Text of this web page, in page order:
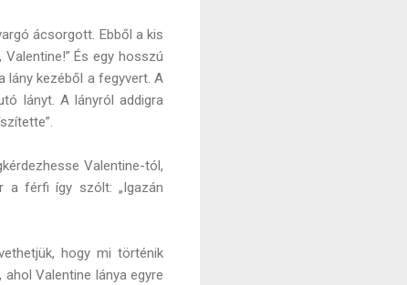
ácsorgott. Ebből a kis
És egy hosszú
lány kezéből a fegyvert. A
lányt. A lányról addigra
Valentine-tól,
a férfi így szólt: „Igazán
hogy mi történik
Valentine lánya egyre